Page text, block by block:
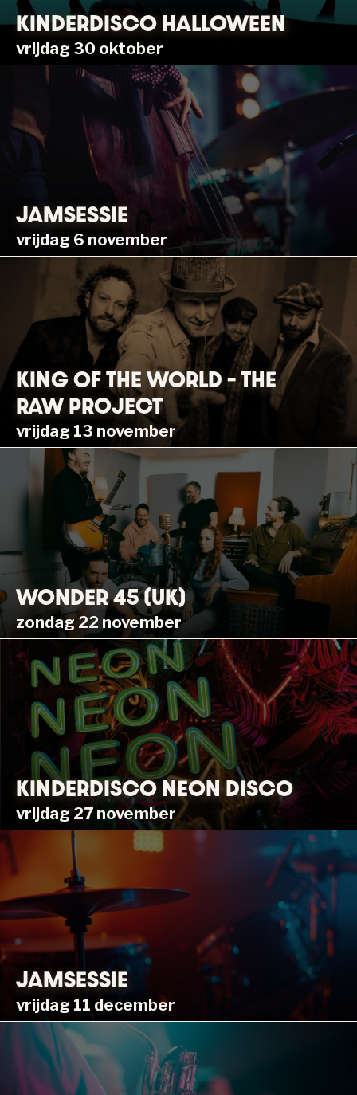
KINDERDISCO HALLOWEEN
vrijdag 30 oktober
JAMSESSIE
vrijdag 6 november
KING OF THE WORLD – THE
RAW PROJECT
vrijdag 13 november
WONDER 45 (UK)
zondag 22 november
KINDERDISCO NEON DISCO
vrijdag 27 november
JAMSESSIE
vrijdag 11 december